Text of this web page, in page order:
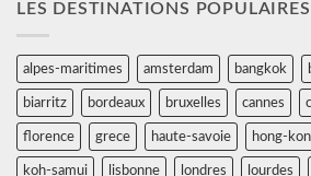
LES DESTINATIONS POPULAIRES
alpes-maritimes amsterdam bangkok
biarritz bordeaux bruxelles cannes
florence grece haute-savoie hong-
koh-samui lisbonne londres lourdes